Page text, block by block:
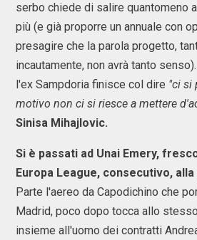
serbo chiede di salire quantomeno
più (e già proporre un annuale con
presagire che la parola progetto,
incautamente, non avrà tanto senso).
l'ex Sampdoria finisce col dire "ci si
motivo non ci si riesce a mettere
Sinisa Mihajlovic.
Si è passati ad Unai Emery,
Europa League, consecutivo,
Parte l'aereo da Capodichino che
Madrid, poco dopo tocca allo
insieme all'uomo dei contratti